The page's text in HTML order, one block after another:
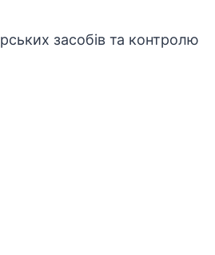
засобів та контролю